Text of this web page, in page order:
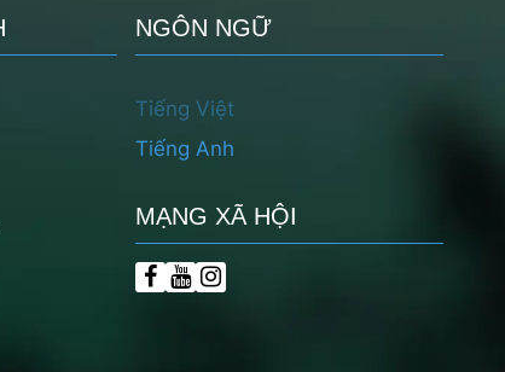
NGÔN NGỮ
Tiếng Việt
Tiếng Anh
MẠNG XÃ HỘI